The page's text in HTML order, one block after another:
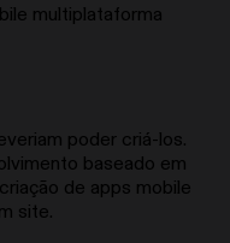
multiplataforma
poder criá-los.
baseado em
de apps mobile
site.